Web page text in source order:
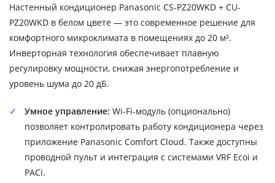
Настенный кондиционер Panasonic CS-PZ20WKD + CU-
PZ20WKD в белом цвете — это современное решение для
комфортного микроклимата в помещениях до 20 м².
Инверторная технология обеспечивает плавную
регулировку мощности, снижая энергопотребление и
уровень шума до 20 дБ.
Умное управление: Wi-Fi-модуль (опционально)
позволяет контролировать работу кондиционера через
приложение Panasonic Comfort Cloud. Также доступны
проводной пульт и интеграция с системами VRF Ecoi и
PACi.